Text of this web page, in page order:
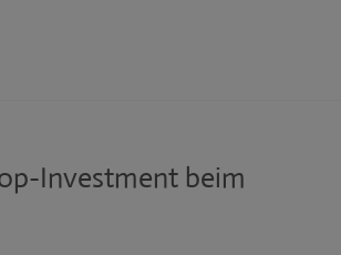
Investment beim